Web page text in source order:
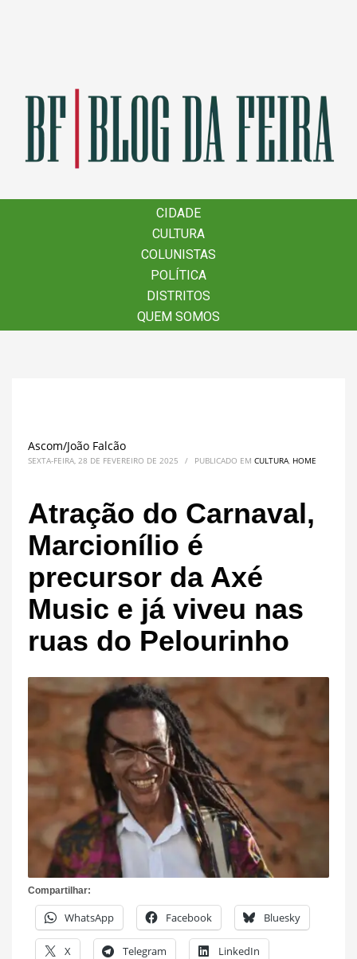
CIDADE
CULTURA
COLUNISTAS
POLÍTICA
DISTRITOS
QUEM SOMOS
CIDADE
CULTURA
COLUNISTAS
POLÍTICA
DISTRITOS
QUEM SOMOS
Ascom/João Falcão
SEXTA-FEIRA, 28 DE FEVEREIRO DE 2025 / PUBLICADO EM CULTURA, HOME
Atração do Carnaval,
Marcionílio é
precursor da Axé
Music e já viveu nas
ruas do Pelourinho
Compartilhar:
WhatsApp Facebook Bluesky
X Telegram LinkedIn